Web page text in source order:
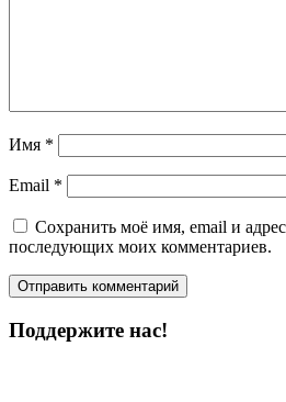
Имя *
Email *
Сохранить моё имя, email и
последующих моих комментариев.
Поддержите нас!